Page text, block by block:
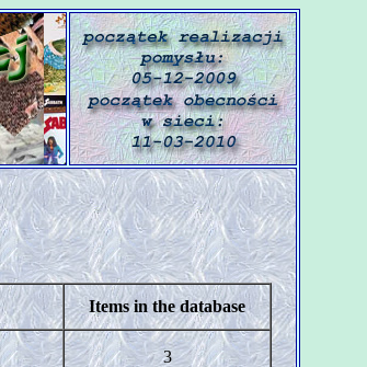
Items in the database
3